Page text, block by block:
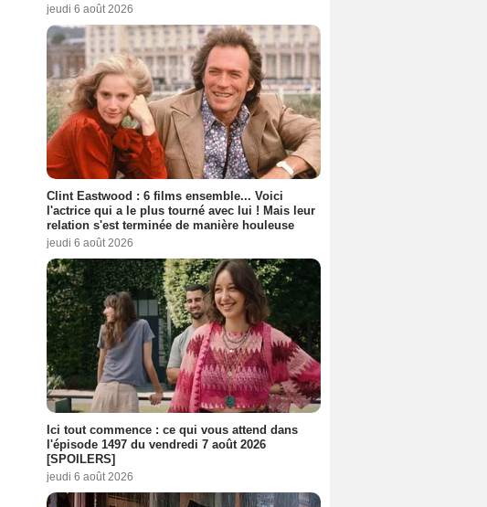
jeudi 6 août 2026
Clint Eastwood : 6 films ensemble... Voici
l'actrice qui a le plus tourné avec lui ! Mais leur
relation s'est terminée de manière houleuse
jeudi 6 août 2026
Ici tout commence : ce qui vous attend dans
l'épisode 1497 du vendredi 7 août 2026
[SPOILERS]
jeudi 6 août 2026